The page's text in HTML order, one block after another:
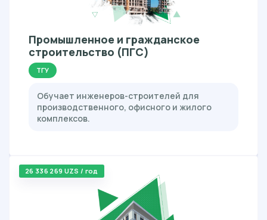
Промышленное и гражданское
строительство (ПГС)
ТГУ
Обучает инженеров-строителей для
производственного, офисного и жилого
комплексов.
26 336 269 UZS / год